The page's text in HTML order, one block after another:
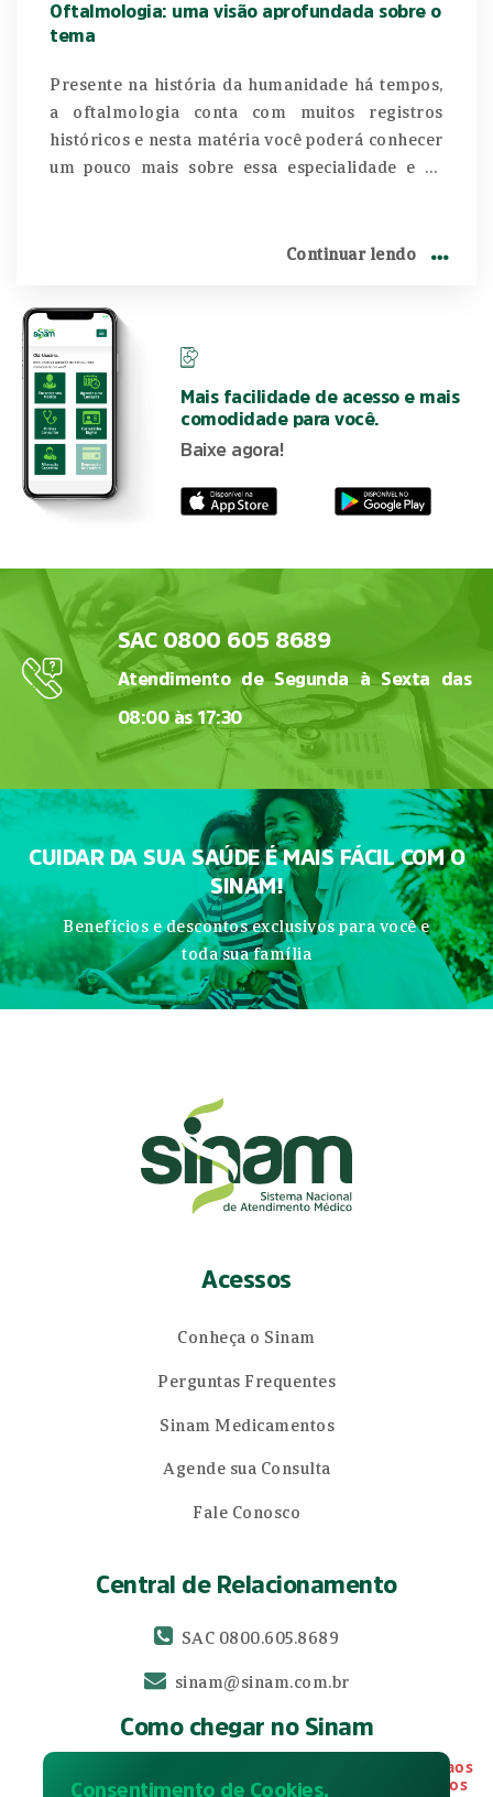
Oftalmologia: uma visão aprofundada sobre o
tema
Presente na história da humanidade há tempos,
a oftalmologia conta com muitos registros
históricos e nesta matéria você poderá conhecer
um pouco mais sobre essa especialidade e os
catarata datam ainda do tempo dos egípcios.
Continuar lendo
Mais facilidade de acesso e mais
comodidade para você.
Baixe agora!
SAC 0800 605 8689
Atendimento de Segunda à Sexta das
08:00 às 17:30
CUIDAR DA SUA SAÚDE É MAIS FÁCIL COM O
SINAM!
Benefícios e descontos exclusivos para você e
toda sua família
Acessos
Conheça o Sinam
Perguntas Frequentes
Sinam Medicamentos
Agende sua Consulta
Fale Conosco
Central de Relacionamento
SAC 0800.605.8689
sinam@sinam.com.br
Como chegar no Sinam
Rua Cândido Xavier, 561 - Curitiba, Paraná
Alerta aos
Usuários
Consentimento de Cookies.